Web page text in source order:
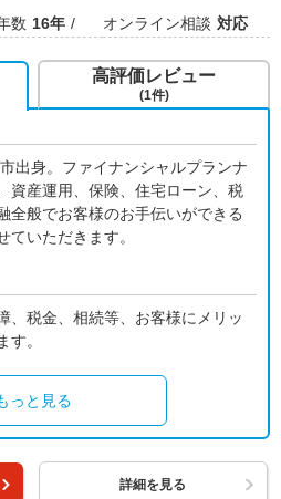
数 16年 オンライン相談 対応
出身。ファイナンシャルプランナ
資産運用、保険、住宅ローン、税
全般でお客様のお手伝いができる
ていただきます。
、税金、相続等、お客様にメリッ
す。
っと見る
高評価レビュー
(1件)
詳細を見る